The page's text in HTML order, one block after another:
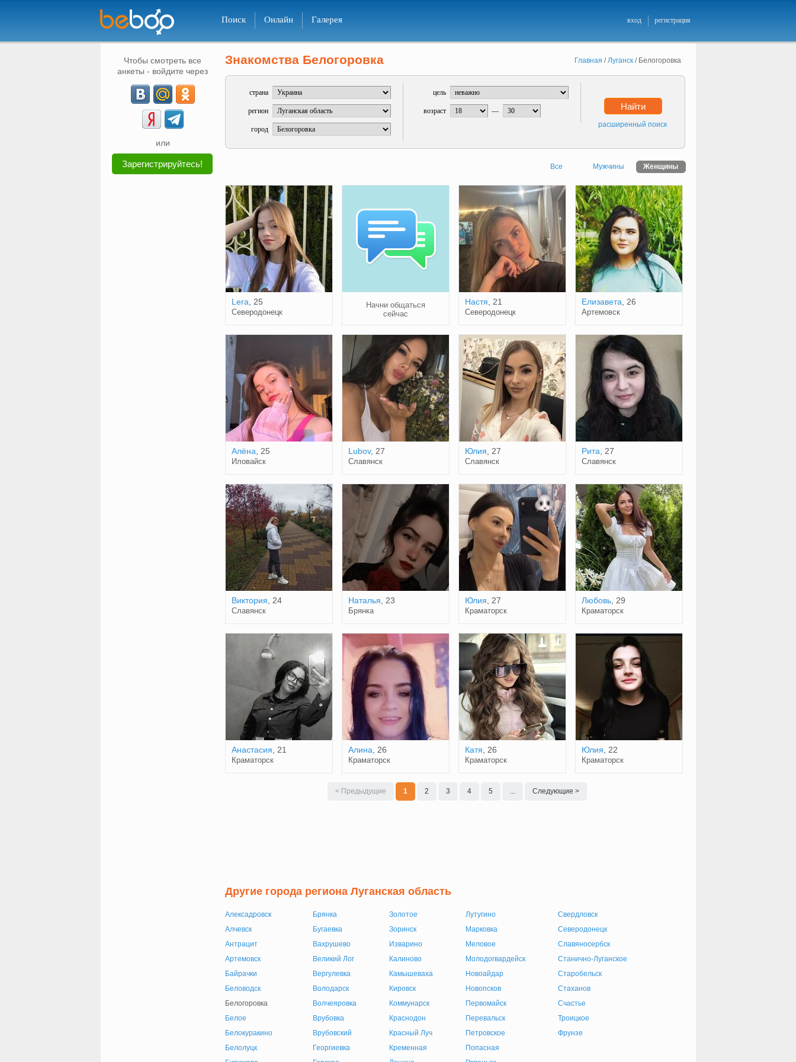
Поиск Онлайн Галерея вход регистрация
Чтобы смотреть все
анкеты - войдите через
или
Зарегистрируйтесь!
Знакомства Белогоровка Главная /Луганск/ Белогоровка
страна
регион
город
цель
возраст — Найти
расширенный поиск
Все Мужчины Женщины
Lera , 25
Северодонецк
Начни общаться
сейчас
Настя , 21
Северодонецк
Елизавета , 26
Артемовск
Алёна , 25
Иловайск
Lubov, 27
Славянск
Юлия , 27
Славянск
Рита , 27
Славянск
Виктория , 24
Славянск
Наталья , 23
Брянка
Юлия , 27
Краматорск
Любовь, 29
Краматорск
Анастасия , 21
Краматорск
Алина , 26
Краматорск
Катя , 26
Краматорск
Юлия , 22
Краматорск
< Предыдущие 1 2 3 4 5 ... Следующие >
Другие города региона Луганская область
Алексадровск
Алчевск
Антрацит
Артемовск
Байрачки
Беловодск
Белогоровка
Белое
Белокуракино
Белолуцк
Брянка
Бугаевка
Вахрушево
Великий Лог
Вергулевка
Володарск
Волчеяровка
Врубовка
Врубовский
Георгиевка
Золотое
Зоринск
Изварино
Калиново
Камышеваха
Кировск
Коммунарск
Краснодон
Красный Луч
Кременная
Лутугино
Марковка
Меловое
Молодогвардейск
Новоайдар
Новопсков
Первомайск
Перевальск
Петровское
Попасная
Свердловск
Северодонецк
Славяносербск
Станично-Луганское
Старобельск
Стаханов
Счастье
Троицкое
Фрунзе